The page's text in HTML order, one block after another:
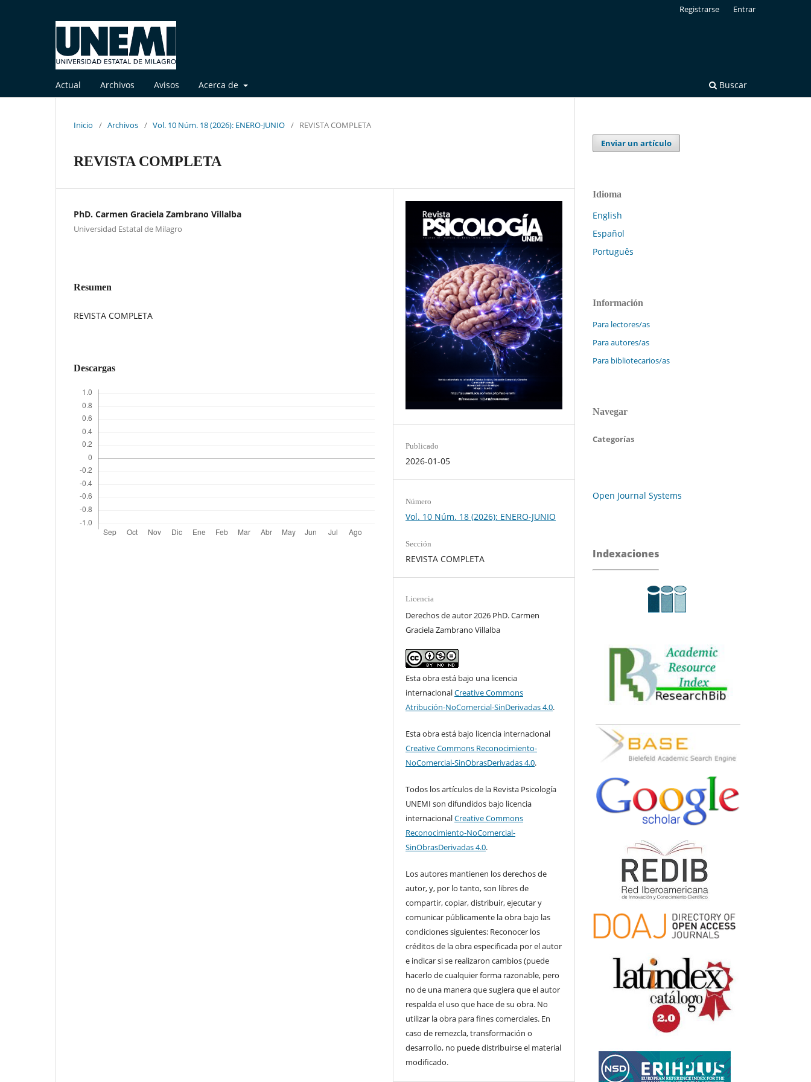
Actual Archivos Avisos Acerca de Buscar
Registrarse Entrar
Inicio / Archivos / Vol. 10 Núm. 18 (2026): ENERO-JUNIO / REVISTA COMPLETA
REVISTA COMPLETA
PhD. Carmen Graciela Zambrano Villalba
Universidad Estatal de Milagro
Resumen
REVISTA COMPLETA
Descargas
Publicado
2026-01-05
Número
Vol. 10 Núm. 18 (2026): ENERO-JUNIO
Sección
REVISTA COMPLETA
Licencia
Derechos de autor 2026 PhD. Carmen
Graciela Zambrano Villalba
Esta obra está bajo una licencia
internacionalCreative Commons
Atribución-NoComercial-SinDerivadas 4.0.
Esta obra está bajo licencia internacional
Creative Commons Reconocimiento-
NoComercial-SinObrasDerivadas 4.0.
Todos los artículos de la Revista Psicología
UNEMI son difundidos bajo licencia
internacionalCreative Commons
Reconocimiento-NoComercial-
SinObrasDerivadas 4.0.
Los autores mantienen los derechos de
autor, y, por lo tanto, son libres de
compartir, copiar, distribuir, ejecutar y
comunicar públicamente la obra bajo las
condiciones siguientes: Reconocer los
créditos de la obra especificada por el autor
e indicar si se realizaron cambios (puede
hacerlo de cualquier forma razonable, pero
no de una manera que sugiera que el autor
respalda el uso que hace de su obra. No
utilizar la obra para fines comerciales. En
caso de remezcla, transformación o
desarrollo, no puede distribuirse el material
modificado.
Enviar un artículo
Idioma
English
Español
Português
Información
Para lectores/as
Para autores/as
Para bibliotecarios/as
Navegar
Categorías
Open Journal Systems
Indexaciones